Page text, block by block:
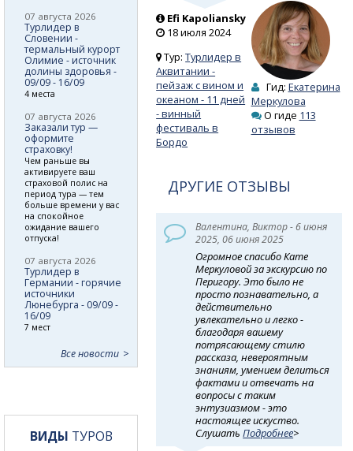
Efi Kapoliansky
18 июля 2024
Тур:Турлидер в
Аквитании -
пейзаж с вином и
океаном - 11 дней
- винный
фестиваль в
Бордо
Гид: Екатерина
Меркулова
О гиде 113
отзывов
ДРУГИЕ ОТЗЫВЫ
Валентина, Виктор - 6 июня
2025, 06 июня 2025
Огромное спасибо Кате
Меркуловой за экскурсию по
Перигору. Это было не
просто познавательно, а
действительно
увлекательно и легко -
благодаря вашему
потрясающему стилю
рассказа, невероятным
знаниям, умением делиться
фактами и отвечать на
вопросы с таким
энтузиазмом - это
настоящее искуство.
СлушатьПодробнее>
07 августа 2026
Турлидер в
Словении -
термальный курорт
Олимие - источник
долины здоровья -
09/09 - 16/09
4 места
07 августа 2026
Заказали тур —
оформите
страховку!
Чем раньше вы
активируете ваш
страховой полис на
период тура — тем
больше времени у вас
на спокойное
ожидание вашего
отпуска!
07 августа 2026
Турлидер в
Германии - горячие
источники
Люнебурга - 09/09 -
16/09
7 мест
Все новости
ВИДЫ ТУРОВ